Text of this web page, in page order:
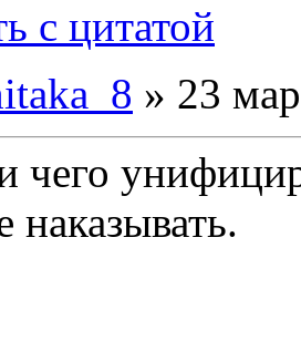
с цитатой
» 23
чего
наказывать.